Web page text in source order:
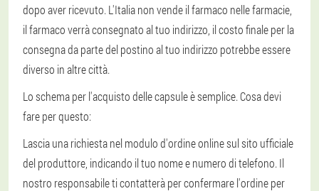
dopo aver ricevuto. L'Italia non vende il farmaco nelle farmacie,
il farmaco verrà consegnato al tuo indirizzo, il costo finale per la
consegna da parte del postino al tuo indirizzo potrebbe essere
diverso in altre città.
Lo schema per l'acquisto delle capsule è semplice. Cosa devi
fare per questo:
Lascia una richiesta nel modulo d'ordine online sul sito ufficiale
del produttore, indicando il tuo nome e numero di telefono. Il
nostro responsabile ti contatterà per confermare l'ordine per